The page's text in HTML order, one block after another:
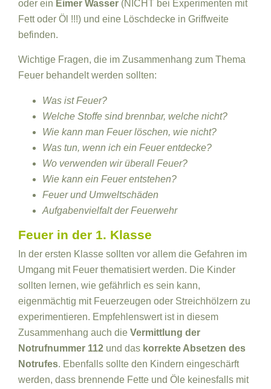
oder ein Eimer Wasser (NICHT bei Experimenten mit
Fett oder Öl !!!) und eine Löschdecke in Griffweite
befinden.
Wichtige Fragen, die im Zusammenhang zum Thema
Feuer behandelt werden sollten:
Was ist Feuer?
Welche Stoffe sind brennbar, welche nicht?
Wie kann man Feuer löschen, wie nicht?
Was tun, wenn ich ein Feuer entdecke?
Wo verwenden wir überall Feuer?
Wie kann ein Feuer entstehen?
Feuer und Umweltschäden
Aufgabenvielfalt der Feuerwehr
Feuer in der 1. Klasse
In der ersten Klasse sollten vor allem die Gefahren im
Umgang mit Feuer thematisiert werden. Die Kinder
sollten lernen, wie gefährlich es sein kann,
eigenmächtig mit Feuerzeugen oder Streichhölzern zu
experimentieren. Empfehlenswert ist in diesem
Zusammenhang auch die Vermittlung der
Notrufnummer 112 und das korrekte Absetzen des
Notrufes. Ebenfalls sollte den Kindern eingeschärft
werden, dass brennende Fette und Öle keinesfalls mit